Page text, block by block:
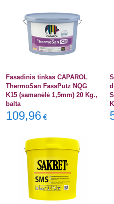
Fasadinis tinkas CAPAROL
ThermoSan FassPutz NQG
K15 (samanėlė 1,5mm) 20 Kg.,
balta
109,96 €